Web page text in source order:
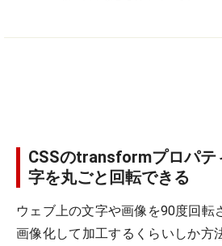
CSSのtransformプロパテ
字を丸ごと回転できる
ウェブ上の文字や画像を90度回転
画像化して加工するくらいしか方